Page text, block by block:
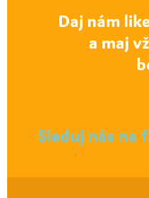
Daj nám
a maj
Sleduj nás na